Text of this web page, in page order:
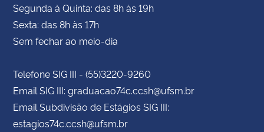
Segunda à Quinta: das 8h às 19h
Sexta: das 8h às 17h
Sem fechar ao meio-dia
Telefone SIG III - (55)3220-9260
Email SIG III: graduacao74c.ccsh@ufsm.br
Email Subdivisão de Estágios SIG III:
estagios74c.ccsh@ufsm.br